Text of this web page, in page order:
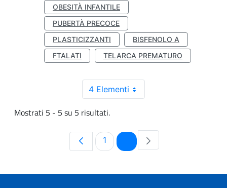
OBESITÀ INFANTILE
PUBERTÀ PRECOCE
PLASTICIZZANTI
BISFENOLO A
FTALATI
TELARCA PREMATURO
4 Elementi
Mostrati 5 - 5 su 5 risultati.
Pagina
1 Pagina